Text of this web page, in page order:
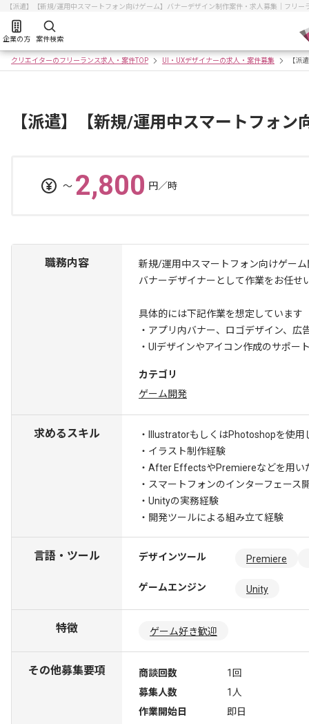
【派遣】【新規/運用中スマートフォン向けゲーム】バナーデザイン制作案件・求人募集｜フリ
企業の方 案件検索
クリエイターのフリーランス求人・案件TOP UI・UXデザイナーの求人・案件募集 【派
【派遣】【新規/運用中スマートフォ
〜 2,800 円／時
職務内容
新規/運用中スマートフォン向けゲー
バナーデザイナーとして作業をお任せ
具体的には下記作業を想定しています
・アプリ内バナー、ロゴデザイン、広
・UIデザインやアイコン作成のサポー
カテゴリ
ゲーム開発
求めるスキル
・IllustratorもしくはPhotoshopを使
・イラスト制作経験
・After EffectsやPremiereなどを用い
・スマートフォンのインターフェース
・Unityの実務経験
・開発ツールによる組み立て経験
言語・ツール デザインツール Premiere
ゲームエンジン Unity
特徴 ゲーム好き歓迎
その他募集要項 商談回数
1回
募集人数
1人
作業開始日
即日